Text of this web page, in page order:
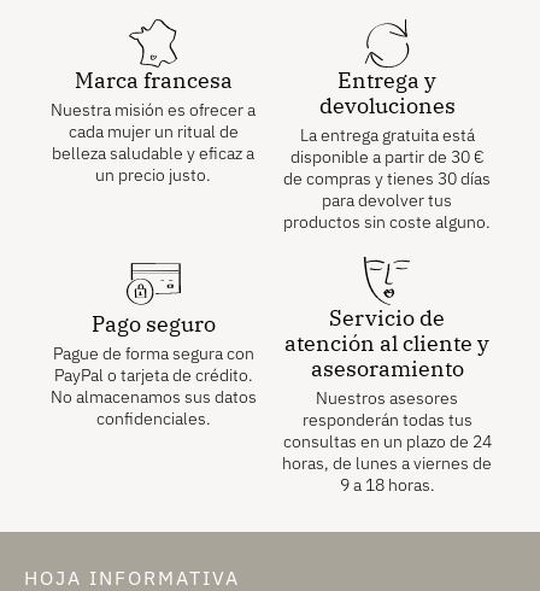
Marca francesa
Nuestra misión es ofrecer a
cada mujer un ritual de
belleza saludable y eficaz a
un precio justo.
Entrega y
devoluciones
La entrega gratuita está
disponible a partir de 30 €
de compras y tienes 30 días
para devolver tus
productos sin coste alguno.
Pago seguro
Pague de forma segura con
PayPal o tarjeta de crédito.
No almacenamos sus datos
confidenciales.
Servicio de
atención al cliente y
asesoramiento
Nuestros asesores
responderán todas tus
consultas en un plazo de 24
horas, de lunes a viernes de
9 a 18 horas.
HOJA INFORMATIVA